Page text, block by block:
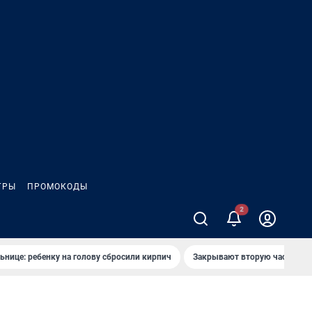
ПРОМОКОДЫ
ребенку на голову сбросили кирпич Закрывают вторую часть